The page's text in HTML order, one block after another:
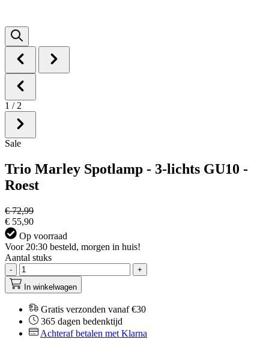
1 / 2
Sale
Trio Marley Spotlamp - 3-lichts GU10 -
Roest
€ 72,99
€ 55,90
Op voorraad
Voor 20:30 besteld, morgen in huis!
Aantal stuks
-
+
In winkelwagen
Gratis verzonden vanaf €30
365 dagen bedenktijd
Achteraf betalen met Klarna